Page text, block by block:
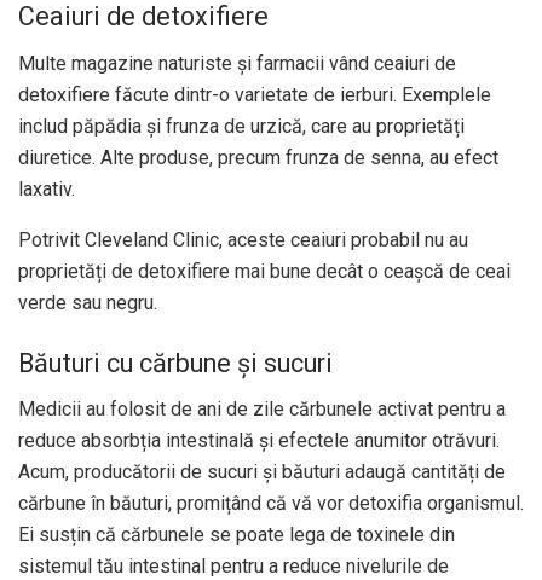
Ceaiuri de detoxifiere
Multe magazine naturiste și farmacii vând ceaiuri de
detoxifiere făcute dintr-o varietate de ierburi. Exemplele
includ păpădia și frunza de urzică, care au proprietăți
diuretice. Alte produse, precum frunza de senna, au efect
laxativ.
Potrivit Cleveland Clinic, aceste ceaiuri probabil nu au
proprietăți de detoxifiere mai bune decât o ceașcă de ceai
verde sau negru.
Băuturi cu cărbune și sucuri
Medicii au folosit de ani de zile cărbunele activat pentru a
reduce absorbția intestinală și efectele anumitor otrăvuri.
Acum, producătorii de sucuri și băuturi adaugă cantități de
cărbune în băuturi, promițând că vă vor detoxifia organismul.
Ei susțin că cărbunele se poate lega de toxinele din
sistemul tău intestinal pentru a reduce nivelurile de